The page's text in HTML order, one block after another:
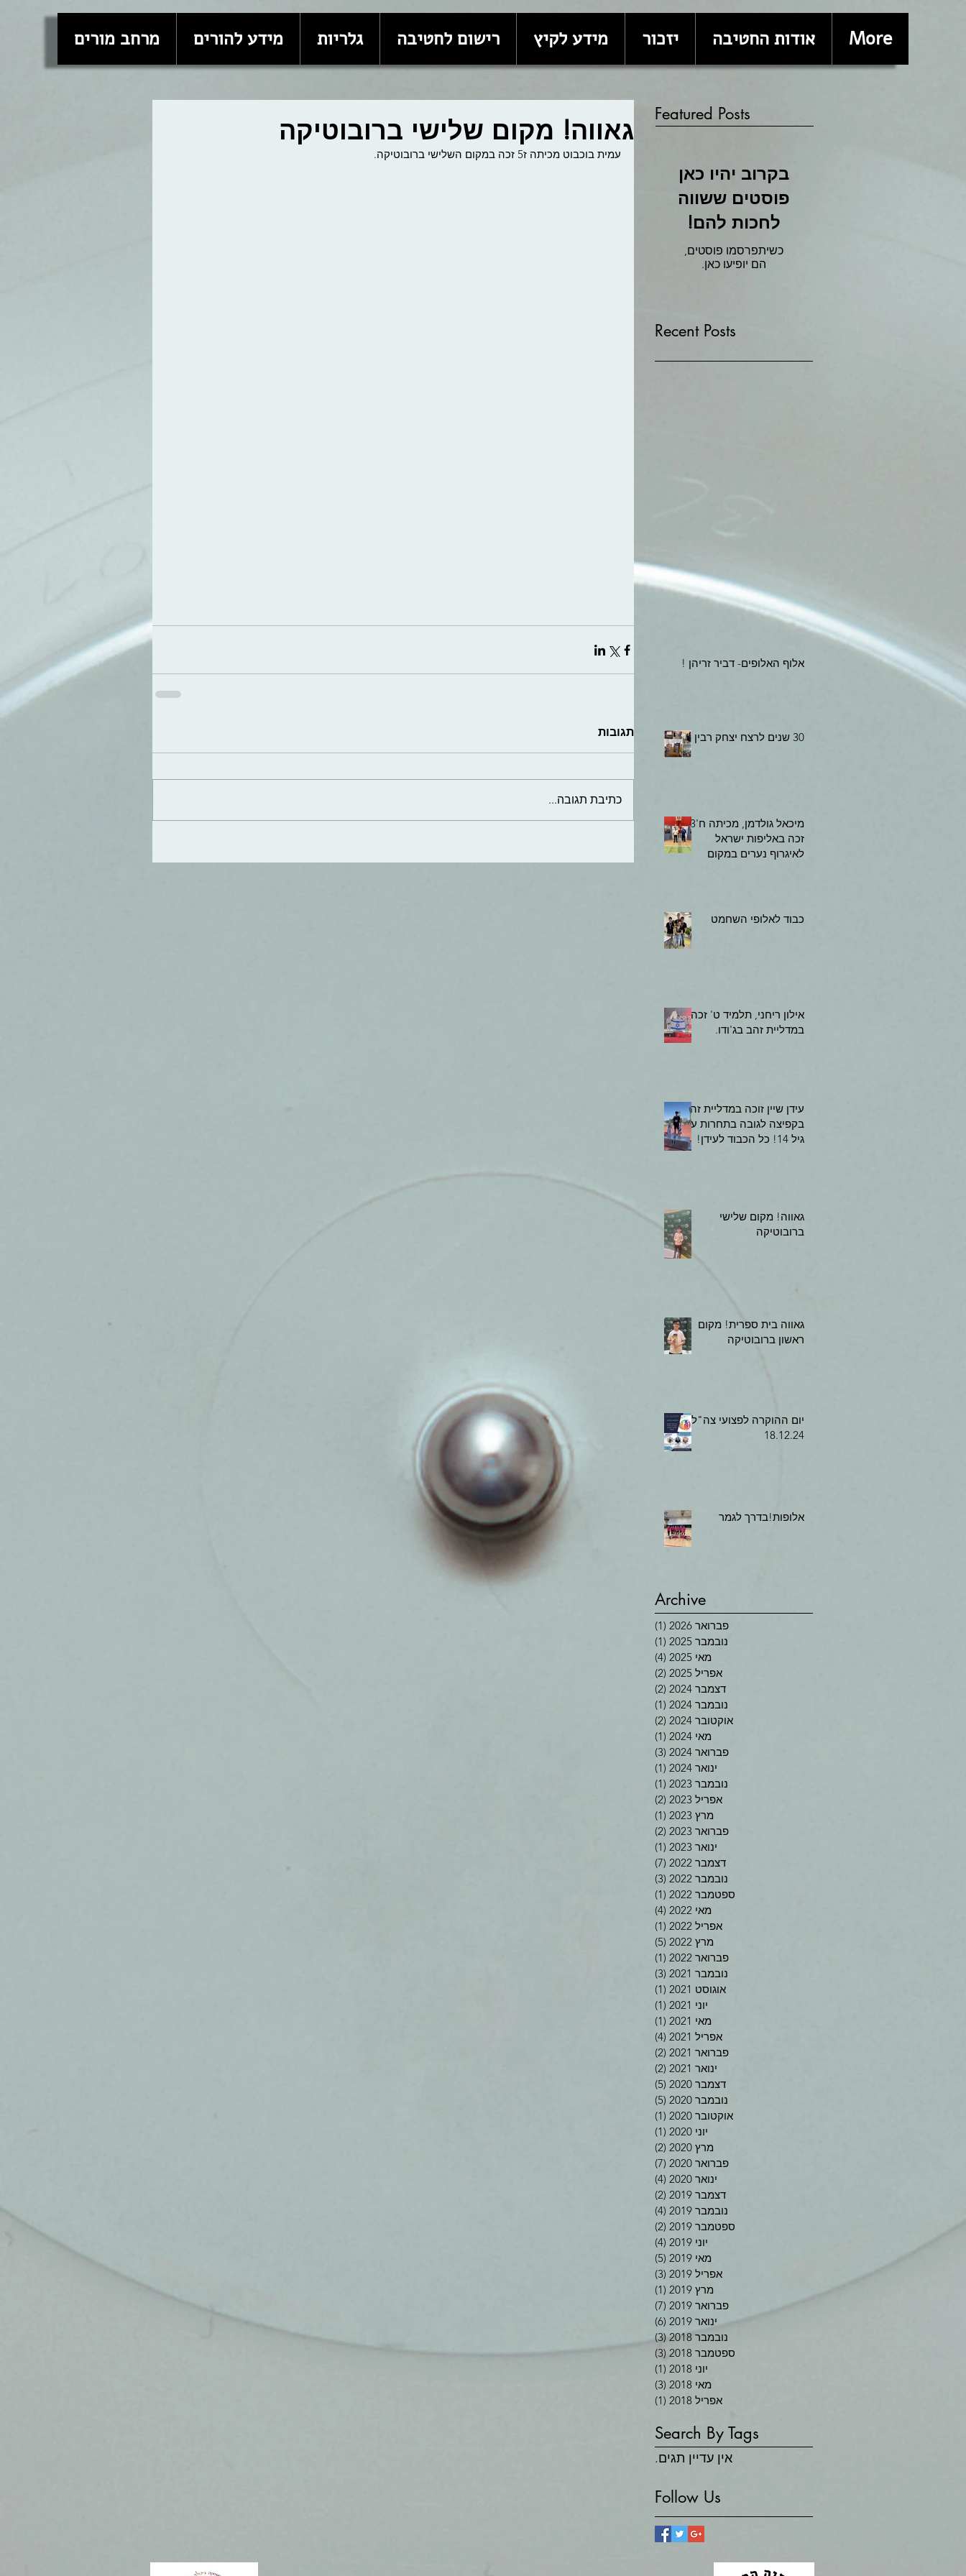
מרחב מורים מידע להורים גלריות רישום לחטיבה מידע לקיץ יזכור אודות החטיבה More
גאווה! מקום שלישי ברובוטיקה
עמית בוכבוט מכיתה ז5 זכה במקום השלישי ברובוטיקה.
תגובות
כתיבת תגובה...
Featured Posts
בקרוב יהיו כאן
פוסטים ששווה
לחכות להם!
כשיתפרסמו פוסטים,
הם יופיעו כאן.
Recent Posts
אלוף האלופים- דביר זריהן !
30 שנים לרצח יצחק רבין
מיכאל גולדמן, מכיתה ח'3
זכה באליפות ישראל
לאיגרוף נערים במקום
כבוד לאלופי השחמט
אילון ריחני, תלמיד ט' זכה
במדליית זהב בג'ודו.
עידן שיין זוכה במדליית זהב
בקפיצה לגובה בתחרות עד
גיל 14! כל הכבוד לעידן!
גאווה! מקום שלישי
ברובוטיקה
גאווה בית ספרית! מקום
ראשון ברובוטיקה
יום ההוקרה לפצועי צה"ל,
18.12.24
אלופות!בדרך לגמר
Archive
פברואר 2026 (1)
נובמבר 2025
(1)
מאי 2025
(4)
אפריל 2025
(2)
דצמבר 2024
(2)
נובמבר 2024
(1)
אוקטובר 2024
(2)
מאי 2024
(1)
פברואר 2024
(3)
ינואר 2024
(1)
נובמבר 2023
(1)
אפריל 2023
(2)
מרץ 2023
(1)
פברואר 2023
(2)
ינואר 2023
(1)
דצמבר 2022
(7)
נובמבר 2022
(3)
ספטמבר 2022
(1)
מאי 2022
(4)
אפריל 2022
(1)
מרץ 2022
(5)
פברואר 2022
(1)
נובמבר 2021
(3)
אוגוסט 2021
(1)
יוני 2021
(1)
מאי 2021
(1)
אפריל 2021
(4)
פברואר 2021
(2)
ינואר 2021
(2)
דצמבר 2020
(5)
נובמבר 2020
(5)
אוקטובר 2020
(1)
יוני 2020
(1)
מרץ 2020
(2)
פברואר 2020
(7)
ינואר 2020
(4)
דצמבר 2019
(2)
נובמבר 2019
(4)
ספטמבר 2019
(2)
יוני 2019
(4)
מאי 2019
(5)
אפריל 2019
(3)
מרץ 2019
(1)
פברואר 2019
(7)
ינואר 2019
(6)
נובמבר 2018
(3)
ספטמבר 2018
(3)
יוני 2018
(1)
מאי 2018
(3)
אפריל 2018
(1)
Search By Tags
אין עדיין תגים.
Follow Us